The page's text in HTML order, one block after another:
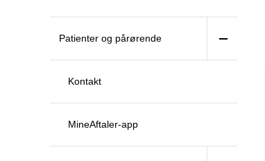
Patienter og pårørende
Kontakt
MineAftaler-app